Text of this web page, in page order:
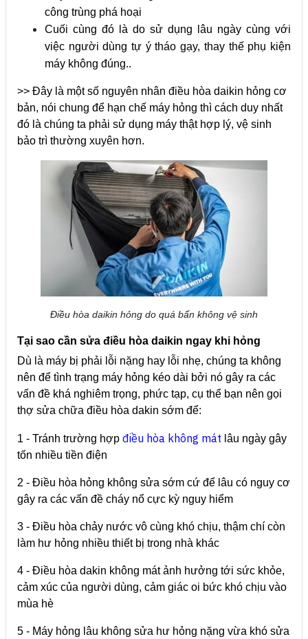
công trùng phá hoại
Cuối cùng đó là do sử dụng lâu ngày cùng với
việc người dùng tự ý tháo gạy, thay thế phụ kiện
máy không đúng..
>> Đây là một số nguyên nhân điều hòa daikin hỏng cơ
bản, nói chung để hạn chế máy hỏng thì cách duy nhất
đó là chúng ta phải sử dụng máy thật hợp lý, vệ sinh
bảo trì thường xuyên hơn.
Điều hòa daikin hỏng do quá bẩn không vệ sinh
Tại sao cần sửa điều hòa daikin ngay khi hỏng
Dù là máy bị phải lỗi nặng hay lỗi nhẹ, chúng ta không
nên để tình trạng máy hỏng kéo dài bởi nó gây ra các
vấn đề khá nghiêm trọng, phức tạp, cụ thể bạn nên gọi
thợ sửa chữa điều hòa dakin sớm để:
1 - Tránh trường hợp điều hòa không mát lâu ngày gây
tốn nhiều tiền điện
2 - Điều hòa hỏng không sửa sớm cứ để lâu có nguy cơ
gây ra các vấn đề cháy nổ cực kỳ nguy hiểm
3 - Điều hòa chảy nước vô cùng khó chịu, thậm chí còn
làm hư hỏng nhiều thiết bị trong nhà khác
4 - Điều hòa dakin không mát ảnh hưởng tới sức khỏe,
cảm xúc của người dùng, cảm giác oi bức khó chịu vào
mùa hè
5 - Máy hỏng lâu không sửa hư hỏng nặng vừa khó sửa